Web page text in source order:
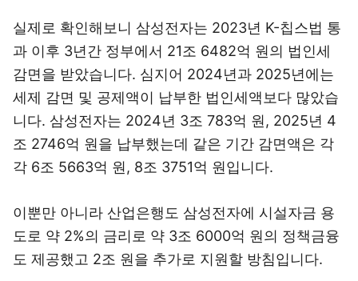
실제로 확인해보니 삼성전자는 2023년 K-칩스법 통
과 이후 3년간 정부에서 21조 6482억 원의 법인세
감면을 받았습니다. 심지어 2024년과 2025년에는
세제 감면 및 공제액이 납부한 법인세액보다 많았습
니다. 삼성전자는 2024년 3조 783억 원, 2025년 4
조 2746억 원을 납부했는데 같은 기간 감면액은 각
각 6조 5663억 원, 8조 3751억 원입니다.
이뿐만 아니라 산업은행도 삼성전자에 시설자금 용
도로 약 2%의 금리로 약 3조 6000억 원의 정책금융
도 제공했고 2조 원을 추가로 지원할 방침입니다.